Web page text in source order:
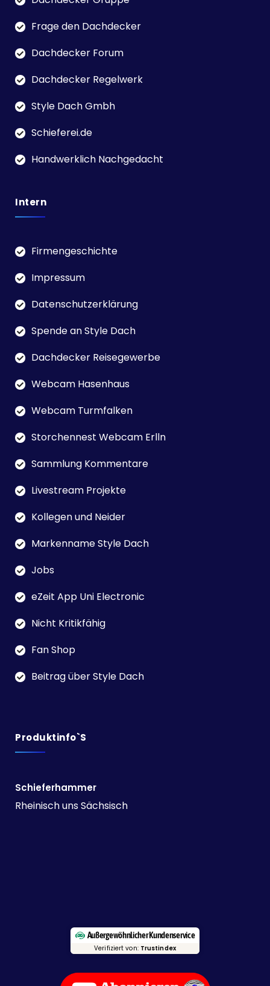
Frage den Dachdecker
Dachdecker Forum
Dachdecker Regelwerk
Style Dach Gmbh
Schieferei.de
Handwerklich Nachgedacht
Intern
Firmengeschichte
Impressum
Datenschutzerklärung
Spende an Style Dach
Dachdecker Reisegewerbe
Webcam Hasenhaus
Webcam Turmfalken
Storchennest Webcam Erlln
Sammlung Kommentare
Livestream Projekte
Kollegen und Neider
Markenname Style Dach
Jobs
eZeit App Uni Electronic
Nicht Kritikfähig
Fan Shop
Beitrag über Style Dach
Produktinfo`s
Schieferhammer
Rheinisch uns Sächsisch
Außergewöhnlicher Kundenservice